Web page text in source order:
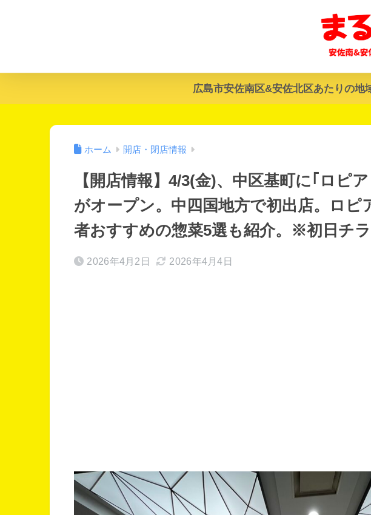
広島市安佐南区&安佐北区あたりの地
ホーム 開店・閉店情報
【開店情報】4/3(金)、中区基町に｢ロピ
がオープン。中四国地方で初出店。ロピ
者おすすめの惣菜5選も紹介。※初日チ
2026年4月2日 2026年4月4日